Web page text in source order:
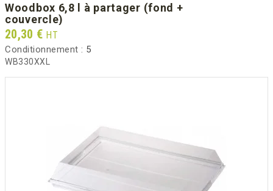
woodbox 6,8 l à partager (fond +
couvercle)
Prix
20,30 € HT
Conditionnement : 5
WB330XXL